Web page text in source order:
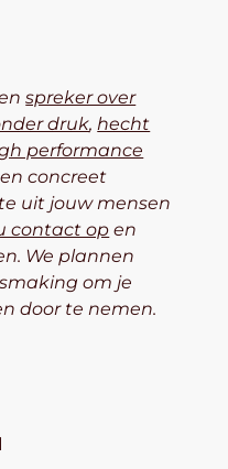
spreker over
druk, hecht
performance
concreet
uit jouw mensen
contact op en
We plannen
om je
door te nemen.